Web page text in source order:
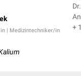
| Medizintechniker/in
+